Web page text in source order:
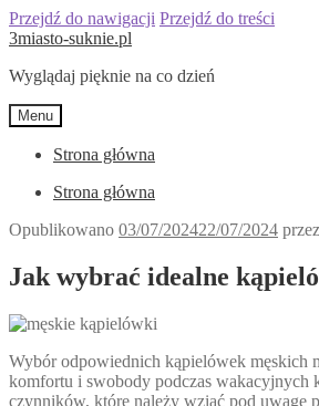
Przejdź do nawigacji Przejdź do treści
3miasto-suknie.pl
Wyglądaj pięknie na co dzień
Menu
Strona główna
Strona główna
Opublikowano 03/07/202422/07/2024 przez
Jak wybrać idealne
Wybór odpowiednich kąpielówek męskich
komfortu i swobody podczas wakacyjnych
czynników, które należy wziąć pod uwagę